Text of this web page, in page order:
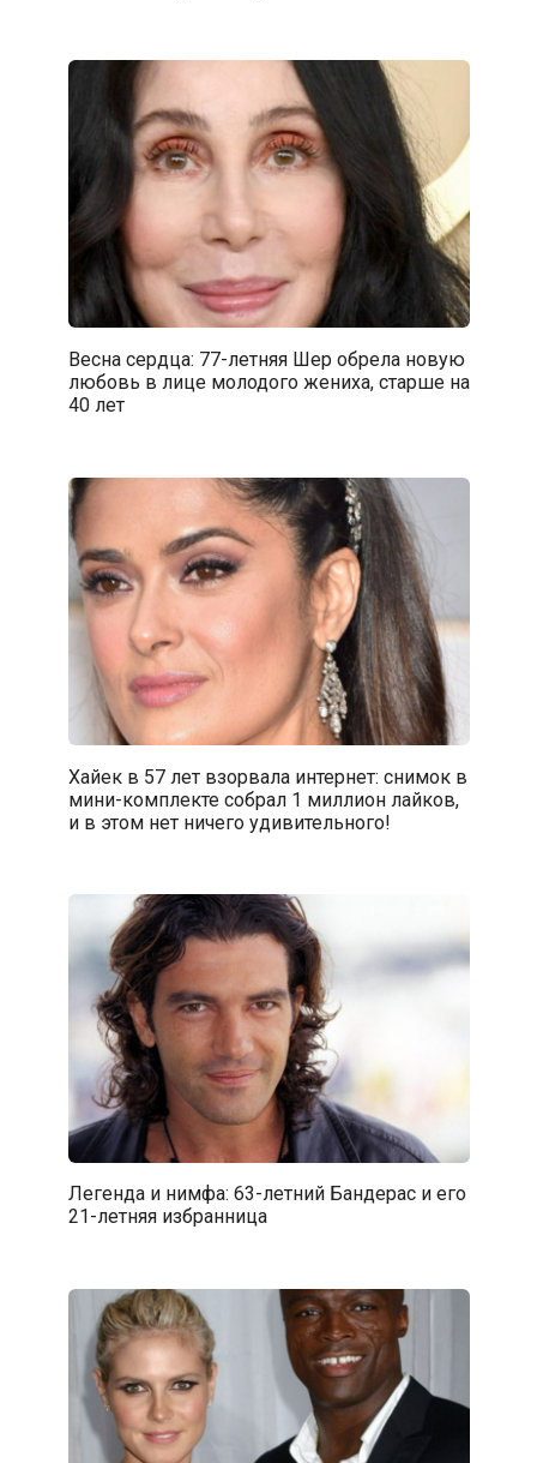
Весна сердца: 77-летняя Шер обрела новую
любовь в лице молодого жениха, старше на
40 лет
Хайек в 57 лет взорвала интернет: снимок в
мини-комплекте собрал 1 миллион лайков,
и в этом нет ничего удивительного!
Легенда и нимфа: 63-летний Бандерас и его
21-летняя избранница